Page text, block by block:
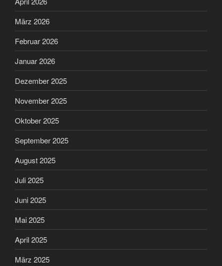
März 2026
Februar 2026
Januar 2026
Dezember 2025
November 2025
Oktober 2025
September 2025
August 2025
Juli 2025
Juni 2025
Mai 2025
April 2025
März 2025